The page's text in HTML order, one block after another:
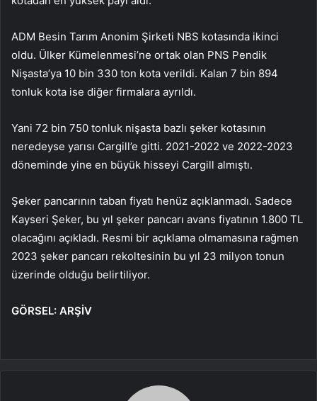
ADM Besin Tarım Anonim Şirketi NBS kotasında ikinci
oldu. Ülker Kümelenmesi’ne ortak olan PNS Pendik
Nişasta’ya 10 bin 330 ton kota verildi. Kalan 7 bin 894
tonluk kota ise diğer firmalara ayrıldı.
Yani 72 bin 750 tonluk nişasta bazlı şeker kotasının
neredeyse yarısı Cargill’e gitti. 2021-2022 ve 2022-2023
döneminde yine en büyük hisseyi Cargill almıştı.
Şeker pancarının taban fiyatı henüz açıklanmadı. Sadece
Kayseri Şeker, bu yıl şeker pancarı avans fiyatının 1.800 TL
olacağını açıkladı. Resmi bir açıklama olmamasına rağmen
2023 şeker pancarı rekoltesinin bu yıl 23 milyon tonun
üzerinde olduğu belirtiliyor.
GÖRSEL: ARŞİV